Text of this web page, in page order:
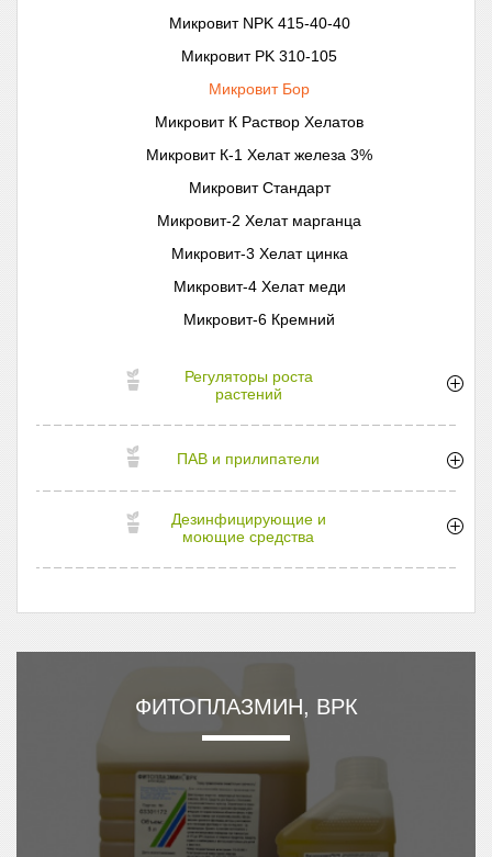
Микровит NPK 415-40-40
Микровит PK 310-105
Микровит Бор
Микровит К Раствор Хелатов
Микровит К-1 Хелат железа 3%
Микровит Стандарт
Микровит-2 Хелат марганца
Микровит-3 Хелат цинка
Микровит-4 Хелат меди
Микровит-6 Кремний
Регуляторы роста
растений
ПАВ и прилипатели
Дезинфицирующие и
моющие средства
ФИТОПЛАЗМИН, ВРК